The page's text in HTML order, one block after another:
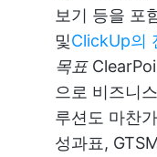
보기 등을 포
및ClickUp의
목표
으로 비즈니
루션도 마찬
성과표,